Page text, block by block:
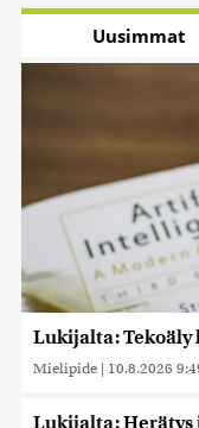
Uusimmat
Lukijalta: Tekoäly
Mielipide | 10.8.2026
Lukijalta: